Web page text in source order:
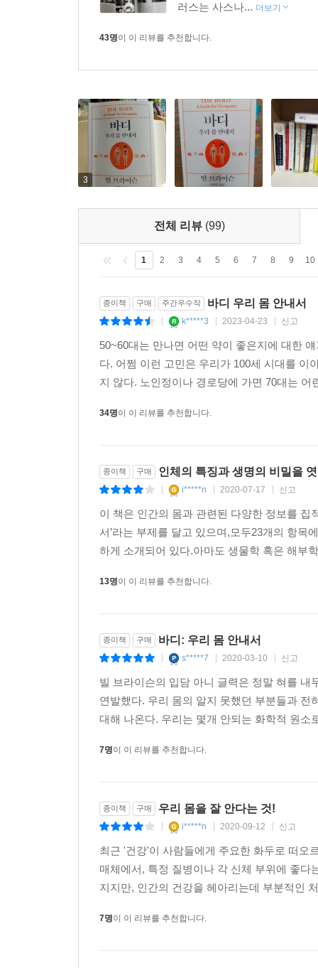
러스는 사스나... 더보기
43명이 이 리뷰를 추천합니다.
3
전체 리뷰 (99)
1 2 3 4 5 6 7 8 9 10
종이책 구매 주간우수작 바디 우리 몸 안내서
k*****3 2023-04-23 신고
50~60대는 만나면 어떤 약이 좋은지에 대한
다. 어쩜 이런 고민은 우리가 100세 시대를 이
지 않다. 노인정이나 경로당에 가면 70대는
34명이 이 리뷰를 추천합니다.
종이책 구매 인체의 특징과 생명의 비밀을
i*****n 2020-07-17 신고
이 책은 인간의 몸과 관련된 다양한 정보를 집
서’라는 부제를 달고 있으며,모두23개의 항
하게 소개되어 있다.아마도 생물학 혹은 해부
13명이 이 리뷰를 추천합니다.
종이책 구매 바디: 우리 몸 안내서
s*****7 2020-03-10 신고
빌 브라이슨의 입담 아니 글력은 정말 혀를
연발했다. 우리 몸의 알지 못했던 부분들과
대해 나온다. 우리는 몇개 안되는 화학적 원
7명이 이 리뷰를 추천합니다.
종이책 구매 우리 몸을 잘 안다는 것!
i*****n 2020-09-12 신고
최근 '건강'이 사람들에게 주요한 화두로 떠오
매체에서, 특정 질병이나 각 신체 부위에 좋
지지만, 인간의 건강을 헤아리는데 부분적인
7명이 이 리뷰를 추천합니다.